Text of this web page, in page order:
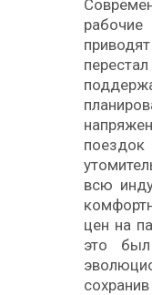
поездок
всю
цен на
это